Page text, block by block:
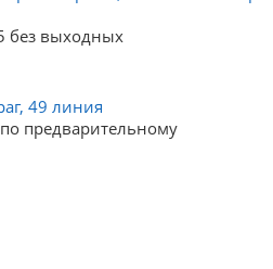
без выходных
49 линия
предварительному